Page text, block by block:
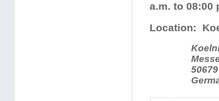
a.m. to 08:00
Location:
50679